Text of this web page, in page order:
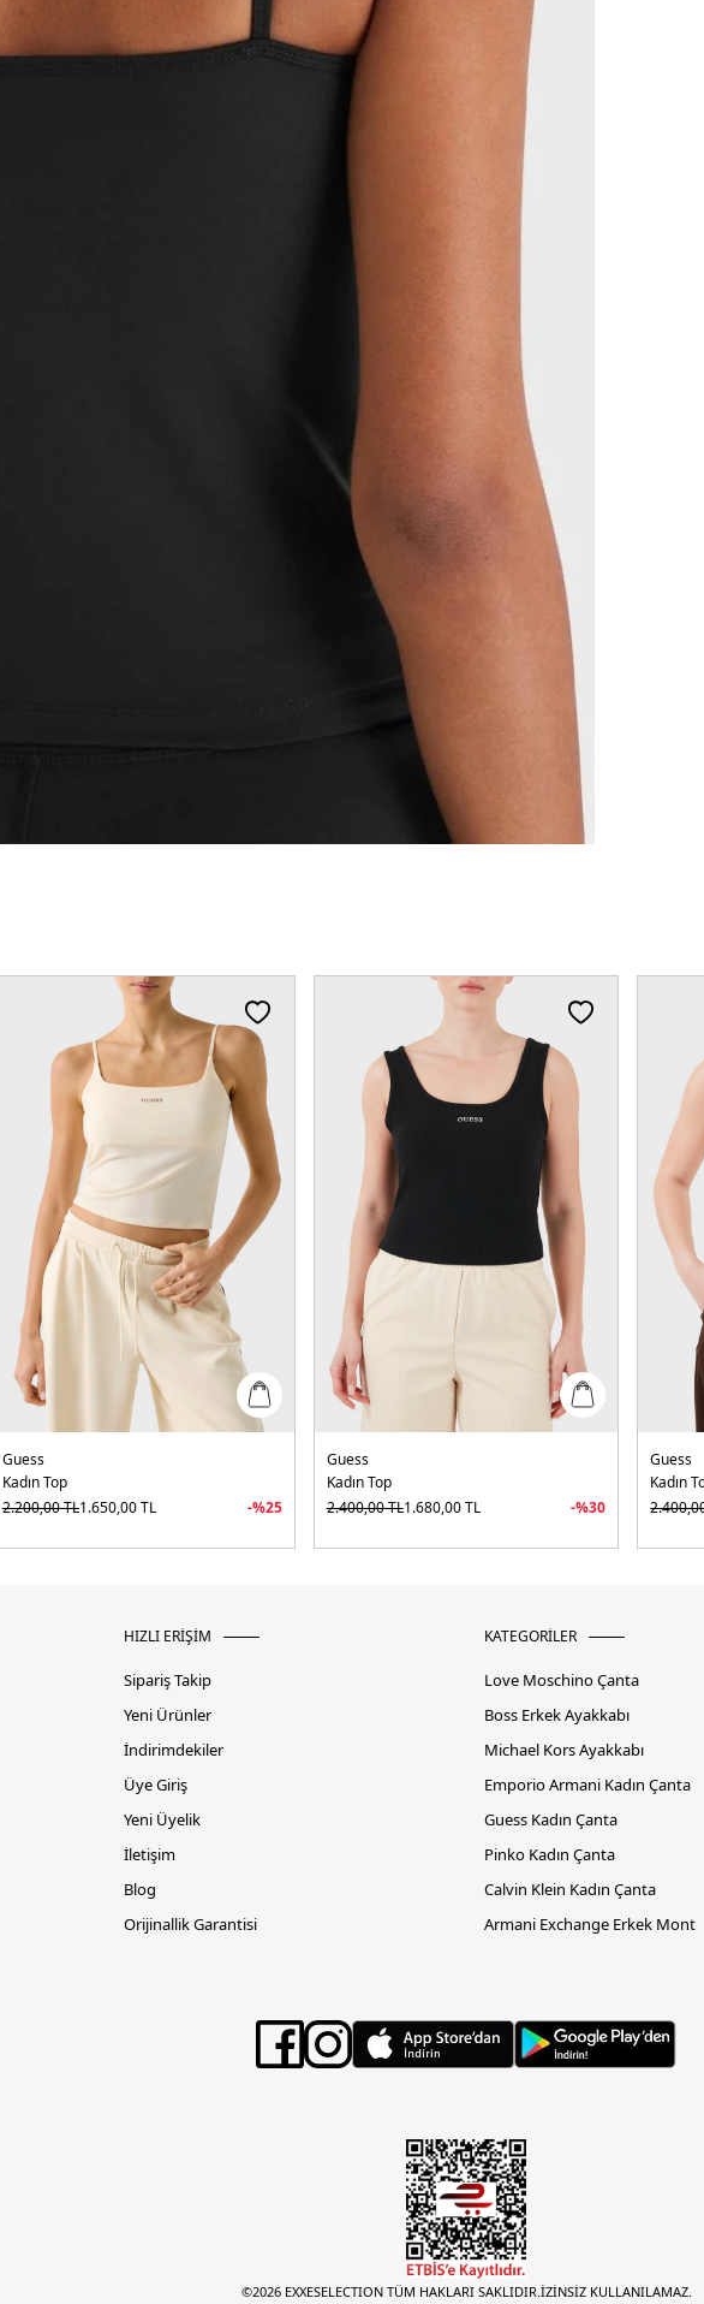
Guess
Kadın Top
2.200,00TL1.650,00TL -%25
Guess
Kadın Top
2.400,00TL1.680,00TL -%30
Guess
Kadın
HIZLI ERİŞİM
Sipariş Takip
Yeni Ürünler
İndirimdekiler
Üye Giriş
Yeni Üyelik
İletişim
Blog
Orijinallik Garantisi
KATEGORİLER
Love Moschino Çanta
Boss Erkek Ayakkabı
Michael Kors Ayakkabı
Emporio Armani Kadın Çanta
Guess Kadın Çanta
Pinko Kadın Çanta
Calvin Klein Kadın Çanta
Armani Exchange Erkek Mont
©2026 EXXESELECTION TÜM HAKLARI SAKLIDIR.İZİNSİZ KULLANILAMAZ.